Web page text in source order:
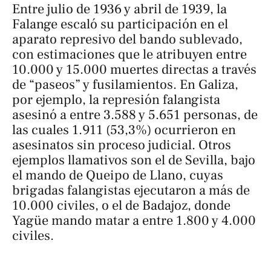
Entre julio de 1936 y abril de 1939, la
Falange escaló su participación en el
aparato represivo del bando sublevado,
con estimaciones que le atribuyen entre
10.000 y 15.000 muertes directas a través
de “paseos” y fusilamientos. En Galiza,
por ejemplo, la represión falangista
asesinó a entre 3.588 y 5.651 personas, de
las cuales 1.911 (53,3%) ocurrieron en
asesinatos sin proceso judicial. Otros
ejemplos llamativos son el de Sevilla, bajo
el mando de Queipo de Llano, cuyas
brigadas falangistas ejecutaron a más de
10.000 civiles, o el de Badajoz, donde
Yagüe mando matar a entre 1.800 y 4.000
civiles.